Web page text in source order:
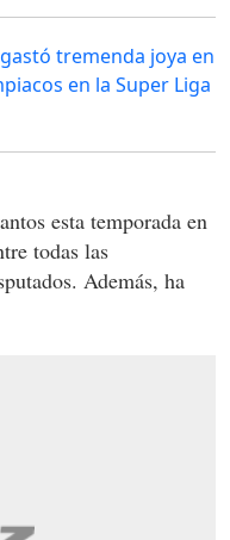
tremenda joya en
en la Super Liga
esta temporada en
todas las
Además, ha